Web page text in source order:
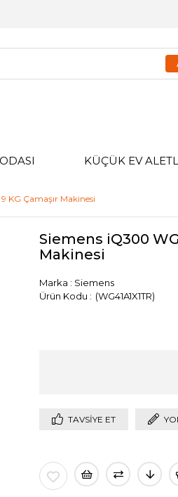
KÜÇÜK EV
KG Çamaşır Makinesi
Siemens iQ300
Makinesi
Marka : Siemens
(WG41A1X1TR)
TAVSIYE ET